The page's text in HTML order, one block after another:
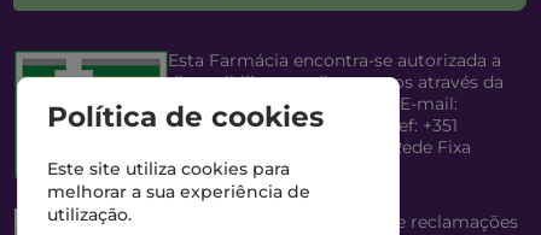
Esta Farmácia encontra-se autorizada a
disponibilizar medicamentos através da
Internet, pelo Infarmed, I.P. E-mail:
infarmed@infarmed.pt
| Telef: +351
217987100 (Chamada para Rede Fixa
Nacional)
Esta Farmácia dispõe de livro de reclamações
Política de cookies
Este site utiliza cookies para
melhorar a sua experiência de
utilização.